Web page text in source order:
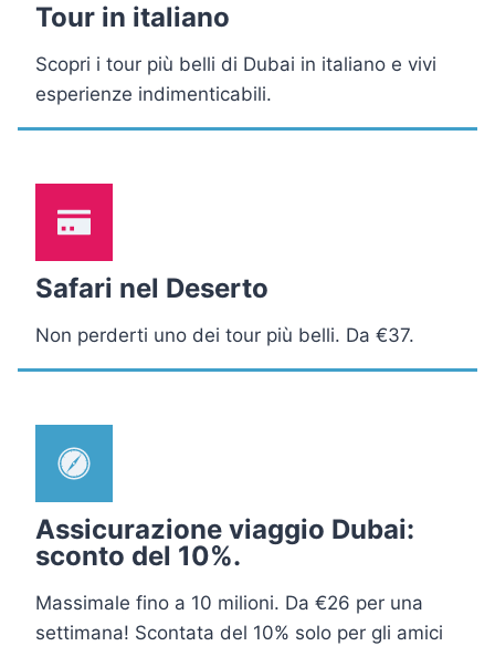
Tour in italiano
Scopri i tour più belli di Dubai in italiano e vivi
esperienze indimenticabili.
Safari nel Deserto
Non perderti uno dei tour più belli. Da €37.
Assicurazione viaggio Dubai:
sconto del 10%.
Massimale fino a 10 milioni. Da €26 per una
settimana! Scontata del 10% solo per gli amici